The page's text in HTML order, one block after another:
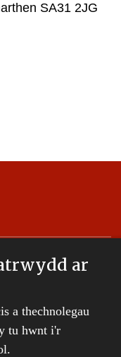
SA31 2JG
Tyddewi. Cedwir
yn gwmni
a Lloegr.
ar
a thechnolegau
tu hwnt i'r